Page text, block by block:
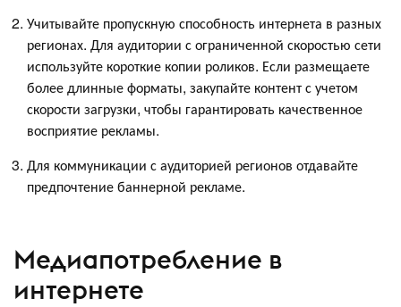
Учитывайте пропускную способность интернета в разных
регионах. Для аудитории с ограниченной скоростью сети
используйте короткие копии роликов. Если размещаете
более длинные форматы, закупайте контент с учетом
скорости загрузки, чтобы гарантировать качественное
восприятие рекламы.
Для коммуникации с аудиторией регионов отдавайте
предпочтение баннерной рекламе.
Медиапотребление в
интернете